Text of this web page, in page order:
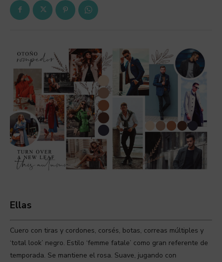
Ellas
Cuero con tiras y cordones, corsés, botas, correas múltiples y
‘total look’ negro. Estilo ‘femme fatale’ como gran referente de
temporada. Se mantiene el rosa. Suave, jugando con